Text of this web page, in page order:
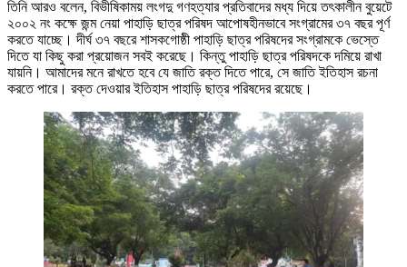
তিনি আরও বলেন, বিভীষিকাময় লংগদু গণহত্যার প্রতিবাদের মধ্য দিয়ে তৎকালীন বুয়েটে
২০০২ নং কক্ষে জন্ম নেয়া পাহাড়ি ছাত্র পরিষদ আপোষহীনভাবে সংগ্রামের ৩৭ বছর পূর্ণ
করতে যাচ্ছে। দীর্ঘ ৩৭ বছরে শাসকগোষ্ঠী পাহাড়ি ছাত্র পরিষদের সংগ্রামকে ভেস্তে
দিতে যা কিছু করা প্রয়োজন সবই করেছে। কিন্তু পাহাড়ি ছাত্র পরিষদকে দমিয়ে রাখা
যায়নি। আমাদের মনে রাখতে হবে যে জাতি রক্ত দিতে পারে, সে জাতি ইতিহাস রচনা
করতে পারে। রক্ত দেওয়ার ইতিহাস পাহাড়ি ছাত্র পরিষদের রয়েছে।